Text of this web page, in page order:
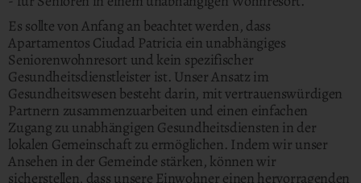
Es sollte von Anfang an beachtet werden, dass
Apartamentos Ciudad Patricia ein unabhängiges
Seniorenwohnresort und kein spezifischer
Gesundheitsdienstleister ist. Unser Ansatz im
Gesundheitswesen besteht darin, mit vertrauenswürdigen
Partnern zusammenzuarbeiten und einen einfachen
Zugang zu unabhängigen Gesundheitsdiensten in der
lokalen Gemeinschaft zu ermöglichen. Indem wir unser
Ansehen in der Gemeinde stärken, können wir
sicherstellen, dass unsere Einwohner einen hervorragenden